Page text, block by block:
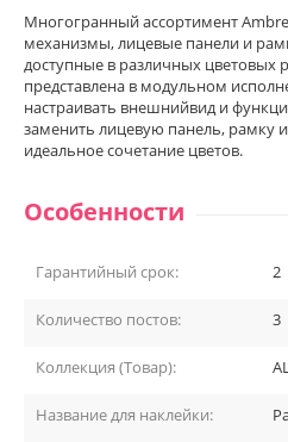
Многогранный ассортимент
механизмы, лицевые панели и
доступные в различных цветовых
представлена в модульном
настраивать внешнийвид и
заменить лицевую панель, рамку
идеальное сочетание цветов.
Особенности
Гарантийный срок: 2
Количество постов: 3
Коллекция (Товар):
Название для наклейки: